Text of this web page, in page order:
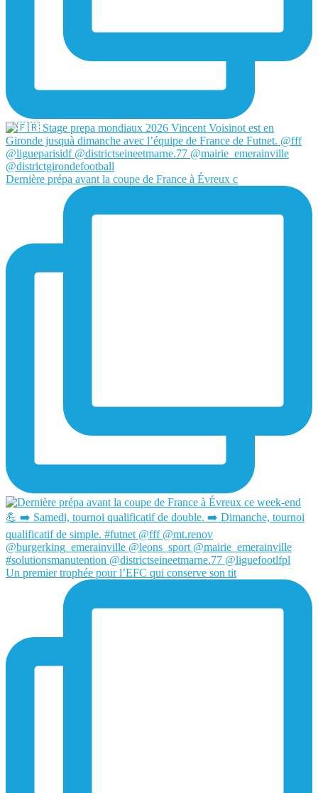
Dernière prépa avant la coupe de France à Évreux c
Un premier trophée pour l’EFC qui conserve son tit